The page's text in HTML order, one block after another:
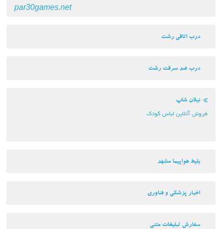
par30games.net
درب اتاقی رشت
درب ضد سرقت رشت
نیلان شاپ
فروش آنلاین لباس کودک
بلیط هواپیما مشهد
اخبار پزشکی و فناوری
سفارش تبلیغات متنی